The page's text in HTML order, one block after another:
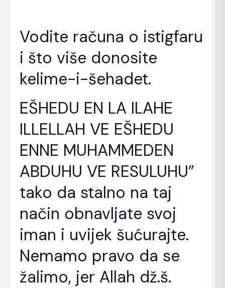
Vodite računa o istigfaru
i što više donosite
kelime-i-šehadet.
EŠHEDU EN LA ILAHE
ILLELLAH VE EŠHEDU
ENNE MUHAMMEDEN
ABDUHU VE RESULUHU”
tako da stalno na taj
način obnavljate svoj
iman i uvijek šućurajte.
Nemamo pravo da se
žalimo, jer Allah dž.š.